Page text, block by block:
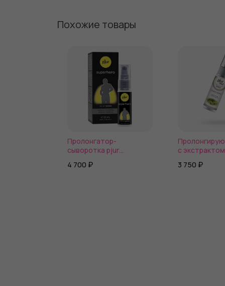
Похожие товары
Пролонгатор-
сыворотка pjur
4 700 ₽
с
Pro-long
3 750 ₽